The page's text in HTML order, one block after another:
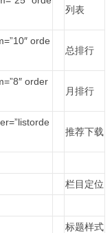
列表
orde
总排行
order
月排行
推荐下载
栏目定位
标题样式